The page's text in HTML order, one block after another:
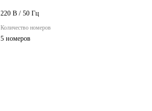
220 В / 50 Гц
Количество номеров
5 номеров